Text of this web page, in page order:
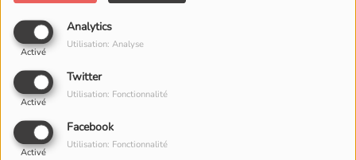
Analytics
Activé
Utilisation: Analyse
Twitter
Activé
Utilisation: Fonctionnalité
Facebook
Activé
Utilisation: Fonctionnalité
AMP FESTIVAL